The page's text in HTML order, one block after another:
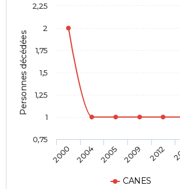
Personnes décédées
CANES
2000 2004 2005 2009 2012
0,75
1
1,25
1,5
1,75
2
2,25